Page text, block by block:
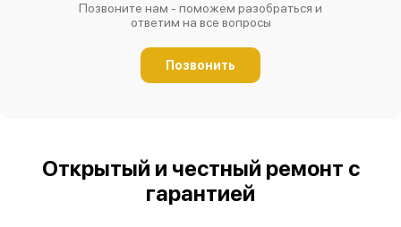
Позвоните нам - поможем разобраться и
ответим на все вопросы
Позвонить
Открытый и честный ремонт с
гарантией